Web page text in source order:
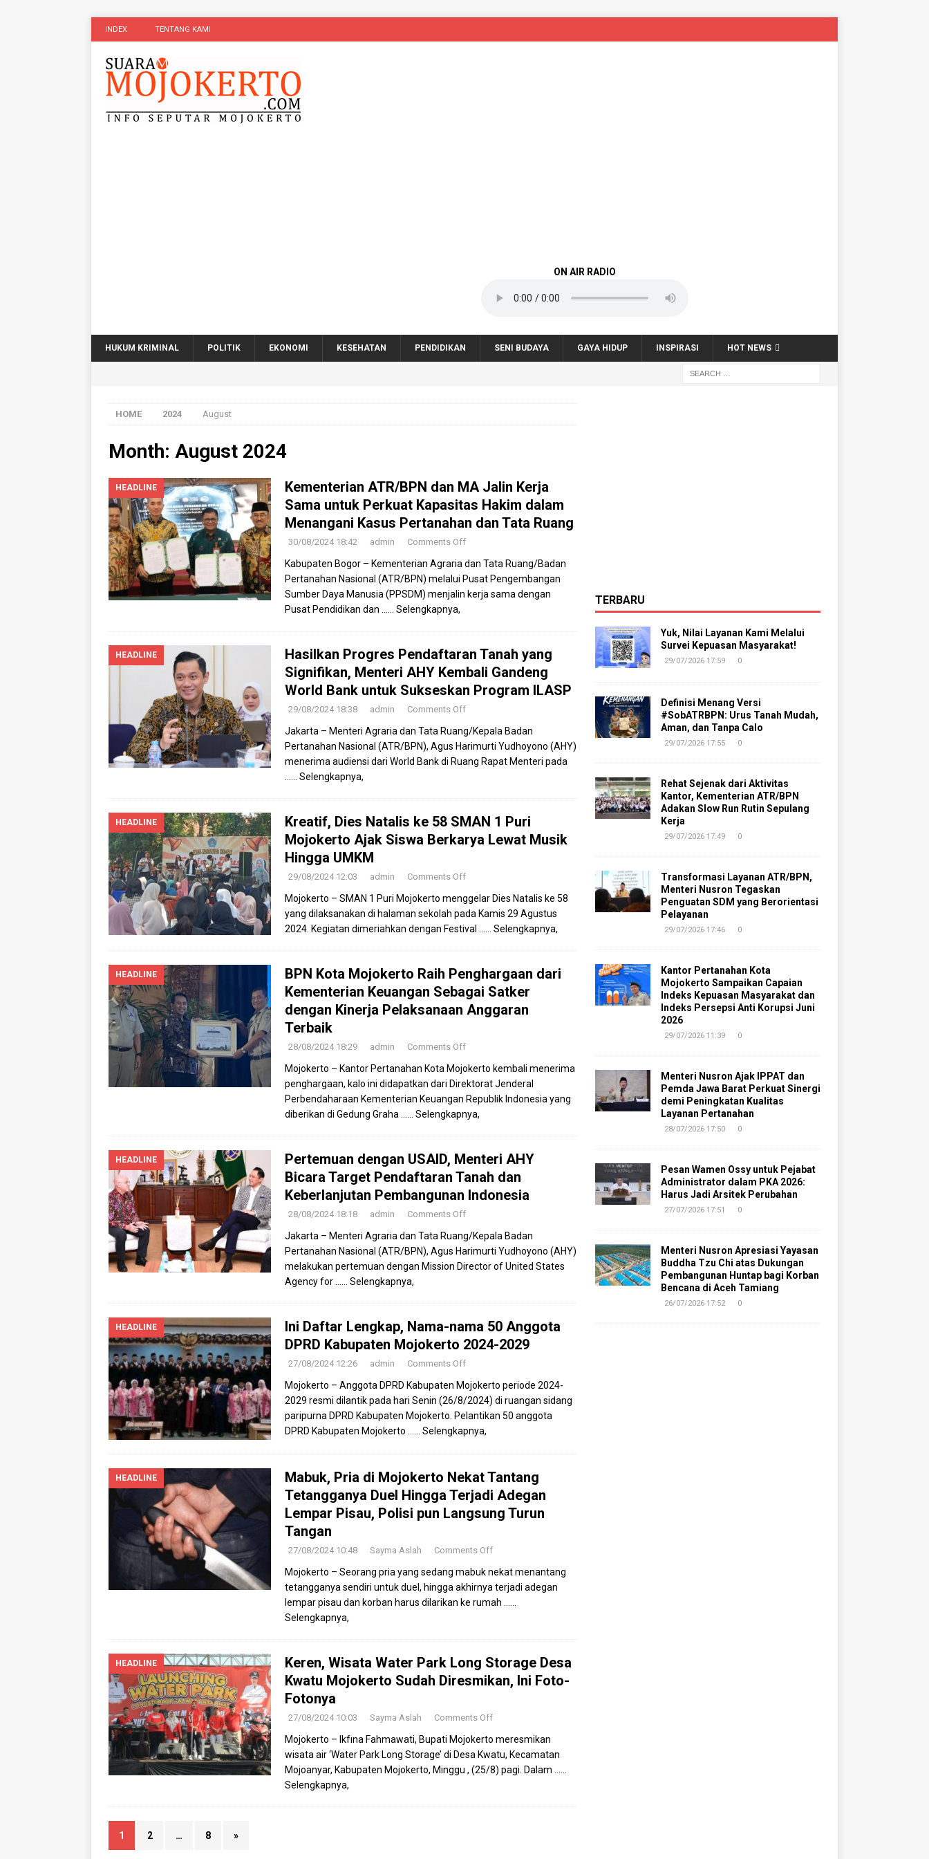
INDEX TENTANG KAMI
ON AIR RADIO
HUKUM KRIMINAL POLITIK EKONOMI KESEHATAN PENDIDIKAN SENI BUDAYA GAYA HIDUP INSPIRASI HOT NEWS
HOME 2024 August
Month: August 2024
HEADLINE
Kementerian ATR/BPN dan MA Jalin Kerja
Sama untuk Perkuat Kapasitas Hakim dalam
Menangani Kasus Pertanahan dan Tata Ruang
30/08/2024 18:42 admin Comments Off
Kabupaten Bogor – Kementerian Agraria dan Tata Ruang/Badan
Pertanahan Nasional (ATR/BPN) melalui Pusat Pengembangan
Sumber Daya Manusia (PPSDM) menjalin kerja sama dengan
Pusat Pendidikan dan
…… Selengkapnya,
HEADLINE
Hasilkan Progres Pendaftaran Tanah yang
Signifikan, Menteri AHY Kembali Gandeng
World Bank untuk Sukseskan Program ILASP
29/08/2024 18:38 admin Comments Off
Jakarta – Menteri Agraria dan Tata Ruang/Kepala Badan
Pertanahan Nasional (ATR/BPN), Agus Harimurti Yudhoyono (AHY)
menerima audiensi dari World Bank di Ruang Rapat Menteri pada
…… Selengkapnya,
HEADLINE
Kreatif, Dies Natalis ke 58 SMAN 1 Puri
Mojokerto Ajak Siswa Berkarya Lewat Musik
Hingga UMKM
29/08/2024 12:03 admin Comments Off
Mojokerto – SMAN 1 Puri Mojokerto menggelar Dies Natalis ke 58
yang dilaksanakan di halaman sekolah pada Kamis 29 Agustus
2024. Kegiatan dimeriahkan dengan Festival
…… Selengkapnya,
HEADLINE
BPN Kota Mojokerto Raih Penghargaan dari
Kementerian Keuangan Sebagai Satker
dengan Kinerja Pelaksanaan Anggaran
Terbaik
28/08/2024 18:29 admin Comments Off
Mojokerto – Kantor Pertanahan Kota Mojokerto kembali menerima
penghargaan, kalo ini didapatkan dari Direktorat Jenderal
Perbendaharaan Kementerian Keuangan Republik Indonesia yang
diberikan di Gedung Graha
…… Selengkapnya,
HEADLINE
Pertemuan dengan USAID, Menteri AHY
Bicara Target Pendaftaran Tanah dan
Keberlanjutan Pembangunan Indonesia
28/08/2024 18:18 admin Comments Off
Jakarta – Menteri Agraria dan Tata Ruang/Kepala Badan
Pertanahan Nasional (ATR/BPN), Agus Harimurti Yudhoyono (AHY)
melakukan pertemuan dengan Mission Director of United States
Agency for
…… Selengkapnya,
HEADLINE
Ini Daftar Lengkap, Nama-nama 50 Anggota
DPRD Kabupaten Mojokerto 2024-2029
27/08/2024 12:26 admin Comments Off
Mojokerto – Anggota DPRD Kabupaten Mojokerto periode 2024-
2029 resmi dilantik pada hari Senin (26/8/2024) di ruangan sidang
paripurna DPRD Kabupaten Mojokerto. Pelantikan 50 anggota
DPRD Kabupaten Mojokerto
…… Selengkapnya,
HEADLINE
Mabuk, Pria di Mojokerto Nekat Tantang
Tetangganya Duel Hingga Terjadi Adegan
Lempar Pisau, Polisi pun Langsung Turun
Tangan
27/08/2024 10:48 Sayma Aslah Comments Off
Mojokerto – Seorang pria yang sedang mabuk nekat menantang
tetangganya sendiri untuk duel, hingga akhirnya terjadi adegan
lempar pisau dan korban harus dilarikan ke rumah
Selengkapnya,
HEADLINE
Keren, Wisata Water Park Long Storage Desa
Kwatu Mojokerto Sudah Diresmikan, Ini Foto-
Fotonya
27/08/2024 10:03 Sayma Aslah Comments Off
Mojokerto – Ikfına Fahmawati, Bupati Mojokerto meresmikan
wisata air ‘Water Park Long Storage’ di Desa Kwatu, Kecamatan
Mojoanyar, Kabupaten Mojokerto, Minggu , (25/8) pagi. Dalam
Selengkapnya,
1 2 … 8 »
TERBARU
Yuk, Nilai Layanan Kami Melalui
Survei Kepuasan Masyarakat!
29/07/2026 17:59 0
Definisi Menang Versi
#SobATRBPN: Urus Tanah Mudah,
Aman, dan Tanpa Calo
29/07/2026 17:55 0
Rehat Sejenak dari Aktivitas
Kantor, Kementerian ATR/BPN
Adakan Slow Run Rutin Sepulang
Kerja
29/07/2026 17:49 0
Transformasi Layanan ATR/BPN,
Menteri Nusron Tegaskan
Penguatan SDM yang Berorientasi
Pelayanan
29/07/2026 17:46 0
Kantor Pertanahan Kota
Mojokerto Sampaikan Capaian
Indeks Kepuasan Masyarakat dan
Indeks Persepsi Anti Korupsi Juni
2026
29/07/2026 11:39 0
Menteri Nusron Ajak IPPAT dan
Pemda Jawa Barat Perkuat Sinergi
demi Peningkatan Kualitas
Layanan Pertanahan
28/07/2026 17:50 0
Pesan Wamen Ossy untuk Pejabat
Administrator dalam PKA 2026:
Harus Jadi Arsitek Perubahan
27/07/2026 17:51 0
Menteri Nusron Apresiasi Yayasan
Buddha Tzu Chi atas Dukungan
Pembangunan Huntap bagi Korban
Bencana di Aceh Tamiang
26/07/2026 17:52 0